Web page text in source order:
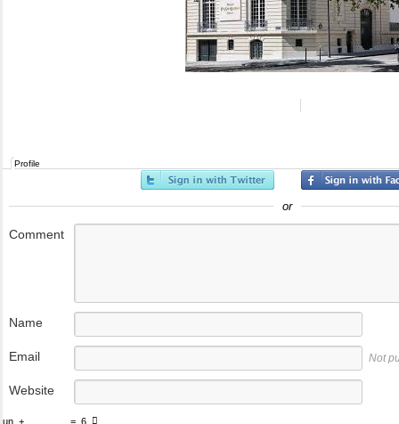
Profile
or
Comment
Name
Email Not
Website
un + = 6